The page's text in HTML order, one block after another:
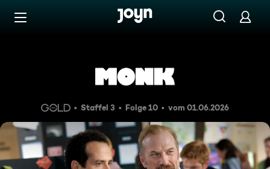
Zum Inhalt springen
Mr. Monk und Natalie fischen
Staffel 3 Folge 10 vom 01.06.2026